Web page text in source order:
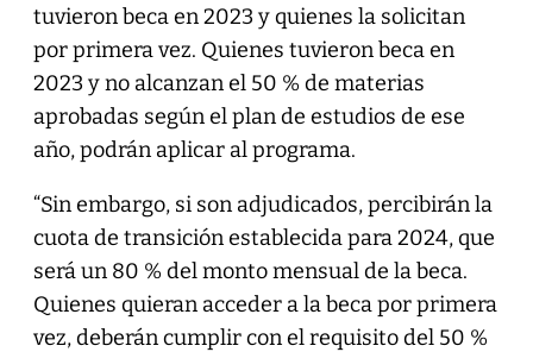
tuvieron beca en 2023 y quienes la solicitan
por primera vez. Quienes tuvieron beca en
2023 y no alcanzan el 50 % de materias
aprobadas según el plan de estudios de ese
año, podrán aplicar al programa.
“Sin embargo, si son adjudicados, percibirán la
cuota de transición establecida para 2024, que
será un 80 % del monto mensual de la beca.
Quienes quieran acceder a la beca por primera
vez, deberán cumplir con el requisito del 50 %